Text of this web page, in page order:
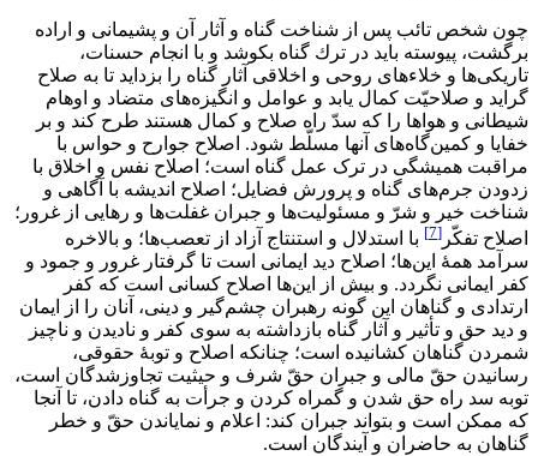
چون شخص تائب پس از شناخت گناه و آثار آن و پشيمانى و اراده
برگشت، پيوسته بايد در ترك گناه بكوشد و با انجام حسنات،
تاريكى‌ها و خلاءهاى روحى ‌و اخلاقى آثار گناه را بزدايد تا به صلاح
گرايد و صلاحيّت كمال يابد و عوامل و انگيزه‌هاى متضاد و اوهام
شيطانى و هواها را كه سدّ راه صلاح و كمال هستند طرح كند و بر
خفايا و كمين‌گاه‌هاى آنها مسلّط شود. اصلاح جوارح و حواس با
مراقبت هميشگى در ترک عمل گناه است؛ اصلاح نفس و اخلاق با
زدودن جرم‌هاى گناه و پرورش فضايل؛ اصلاح انديشه با آگاهى و
شناخت خير و شرّ و مسئوليت‌ها و جبران غفلت‌ها و رهايى از غرور؛
اصلاح تفكّر [7]
با استدلال و استنتاج آزاد از تعصب‌ها؛ و بالاخره
سرآمد همۀ اين‌ها؛ اصلاح ديد ايمانى است تا گرفتار غرور و جمود و
كفر ايمانى نگردد. و بيش از اين‌ها اصلاح كسانى است كه كفر
ارتدادى و گناهان اين گونه رهبران چشم‌گير و دينى، آنان را از ايمان
و ديد حق و تأثير و آثار گناه بازداشته به سوى كفر و ناديدن و ناچيز
شمردن گناهان كشانيده است؛ چنانكه اصلاح و توبۀ حقوقى،
رسانيدن حقّ مالى و جبران حقّ شرف و حيثيت تجاوزشدگان است،
توبه سد راه حق شدن و گمراه كردن و جرأت به گناه دادن، تا آنجا
كه ممكن است و بتواند جبران كند: اعلام و نماياندن حقّ و خطر
گناهان به حاضران و آيندگان است.